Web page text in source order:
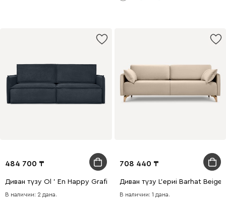
484 700
Диван түзу Ol ' En Happy Grafit
В наличии: 2 дана.
708 440
Диван түзу L'ериi Barhat Beige
В наличии: 1 дана.